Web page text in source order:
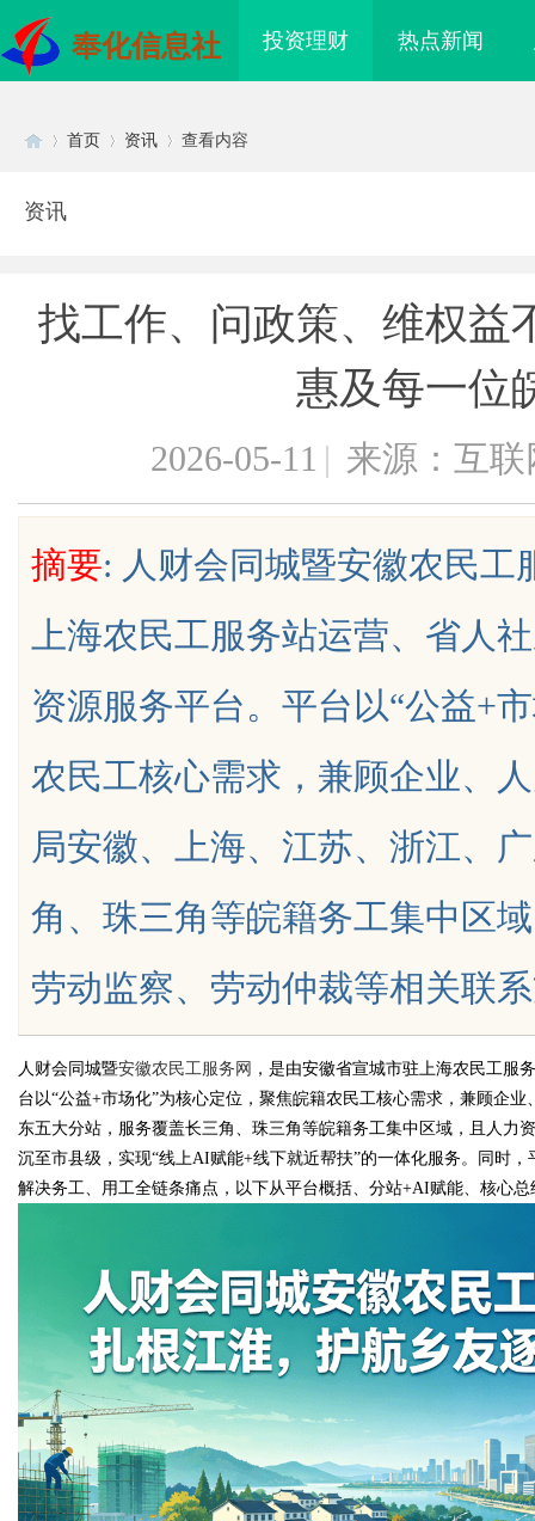
奉化信息社 投资理财 热点新闻
uz
Bo
ar
首页 资讯 查看内容
资讯
找工作、问政策、维权益
惠及每一位
2026-05-11 | 来源：互联
摘要: 人财会同城暨安徽农民工
上海农民工服务站运营、省人
资源服务平台。平台以“公益+
农民工核心需求，兼顾企业、
局安徽、上海、江苏、浙江、
角、珠三角等皖籍务工集中区
劳动监察、劳动仲裁等相关联
人财会同城暨安徽农民工服务网 ，是由安徽省宣城市驻上海农民工服
台以“公益+市场化”为核心定位，聚焦皖籍农民工核心需求，兼顾企
东五大分站，服务覆盖长三角、珠三角等皖籍务工集中区域，且人力
沉至市县级，实现“线上AI赋能+线下就近帮扶”的一体化服务。同时
解决务工、用工全链条痛点，以下从平台概括、分站+AI赋能、核心
的“Know-how” 势与实际应用